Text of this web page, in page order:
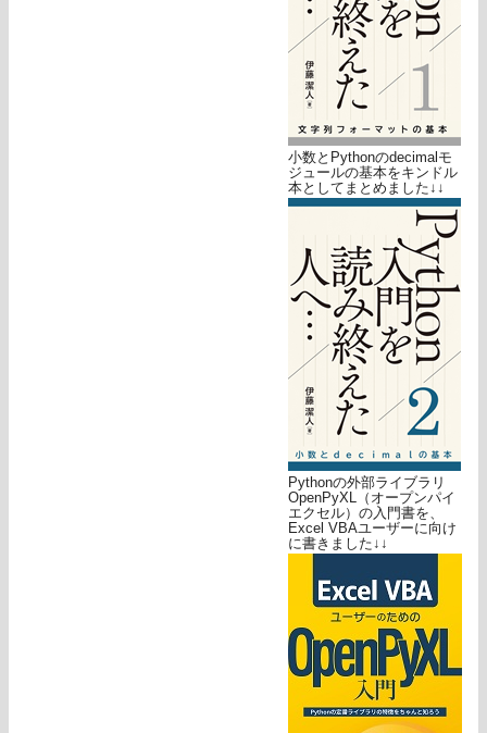
小数とPythonのdecimalモ
ジュールの基本をキンドル
本としてまとめました↓↓
Pythonの外部ライブラリ
OpenPyXL（オープンパイ
エクセル）の入門書を、
Excel VBAユーザーに向け
に書きました↓↓